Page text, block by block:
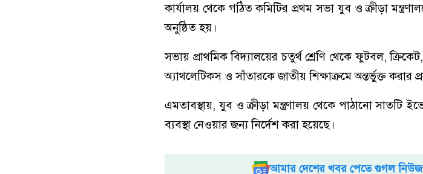
কার্যালয় থেকে গঠিত কমিটির প্রথম সভা যুব ও ক্রীড়া
অনুষ্ঠিত হয়।
সভায় প্রাথমিক বিদ্যালয়ের চতুর্থ শ্রেণি থেকে ফুটবল,
অ্যাথলেটিকস ও সাঁতারকে জাতীয় শিক্ষাক্রমে অন্তর্ভুক্ত করার
এমতাবস্থায়, যুব ও ক্রীড়া মন্ত্রণালয় থেকে পাঠানো সাতটি
ব্যবস্থা নেওয়ার জন্য নির্দেশ করা হয়েছে।
আমার দেশের খবর পেতে গুগল